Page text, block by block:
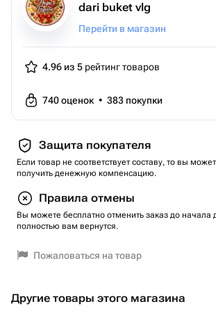
dari buket vlg
Перейти в магазин
4.96 из 5 рейтинг товаров
740оценок • 383 покупки
Защита покупателя
Если товар не соответствует составу, то вы
получить денежную компенсацию.
Правила отмены
Вы можете бесплатно отменить заказ до начала
полностью вам вернутся.
Пожаловаться на товар
Другие товары этого магазина